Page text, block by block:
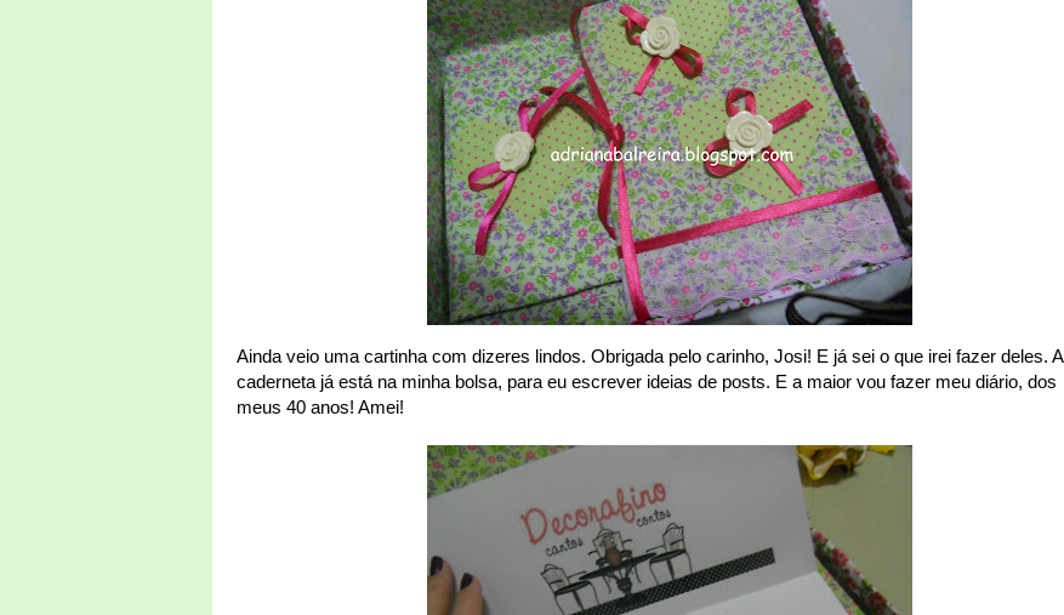
Ainda veio uma cartinha com dizeres lindos. Obrigada pelo carinho, Josi! E já sei o que irei fazer deles. A
caderneta já está na minha bolsa, para eu escrever ideias de posts. E a maior vou fazer meu diário, dos
meus 40 anos! Amei!